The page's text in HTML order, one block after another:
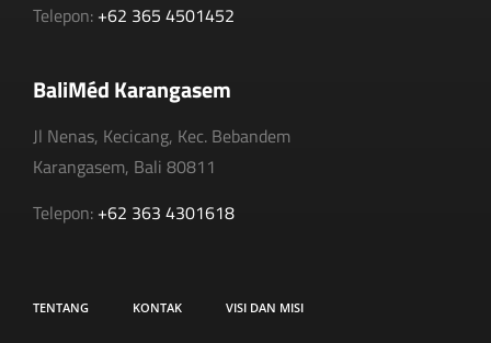
Telepon: +62 365 4501452
BaliMéd Karangasem
Jl Nenas, Kecicang, Kec. Bebandem
Karangasem, Bali 80811
Telepon: +62 363 4301618
TENTANG KONTAK VISI DAN MISI